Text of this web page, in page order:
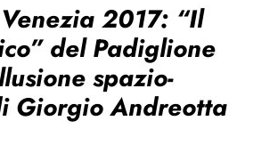
2017: “Il
del Padiglione
spazio-
Giorgio Andreotta